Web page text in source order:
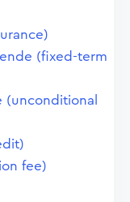
(fixed-term
fee)